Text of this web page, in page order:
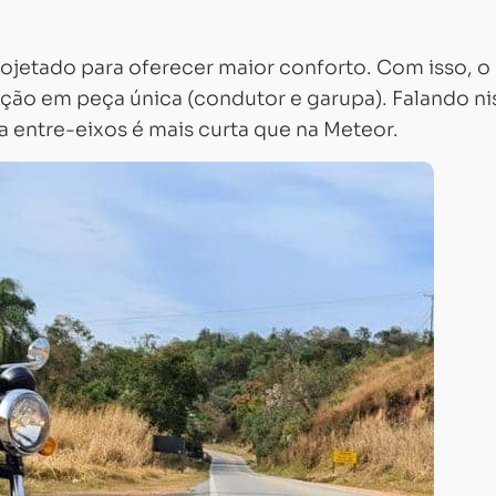
para oferecer maior conforto. Com isso, o
em peça única (condutor e garupa). Falando
eixos é mais curta que na Meteor.
Carregando...
Carregando...